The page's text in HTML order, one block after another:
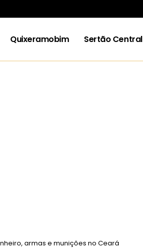
Quixeramobim Sertão Central
armas e munições no Ceará